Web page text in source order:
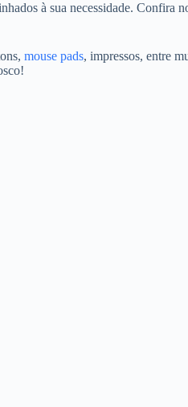
à sua necessidade. Confira
mouse pads, impressos, entre